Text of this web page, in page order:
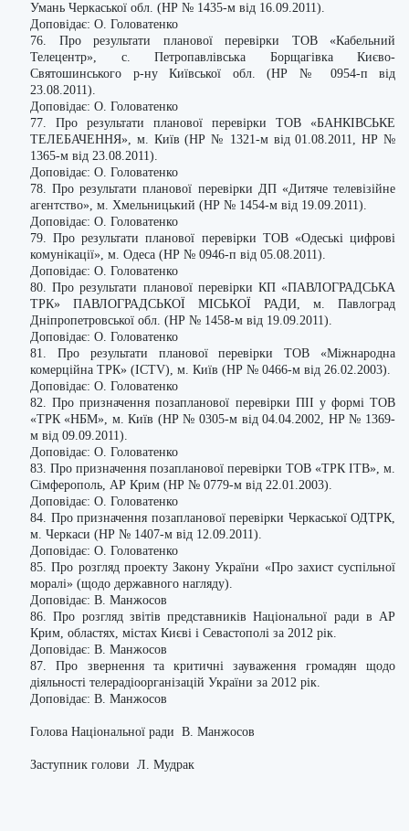
Умань Черкаської обл. (НР № 1435-м від 16.09.2011).
Доповідає: О. Головатенко
76. Про результати планової перевірки ТОВ «Кабельний
Телецентр», с. Петропавлівська Борщагівка Києво-
Святошинського р-ну Київської обл. (НР № 0954-п від
23.08.2011).
Доповідає: О. Головатенко
77. Про результати планової перевірки ТОВ «БАНКІВСЬКЕ
ТЕЛЕБАЧЕННЯ», м. Київ (НР № 1321-м від 01.08.2011, НР №
1365-м від 23.08.2011).
Доповідає: О. Головатенко
78. Про результати планової перевірки ДП «Дитяче телевізійне
агентство», м. Хмельницький (НР № 1454-м від 19.09.2011).
Доповідає: О. Головатенко
79. Про результати планової перевірки ТОВ «Одеські цифрові
комунікації», м. Одеса (НР № 0946-п від 05.08.2011).
Доповідає: О. Головатенко
80. Про результати планової перевірки КП «ПАВЛОГРАДСЬКА
ТРК» ПАВЛОГРАДСЬКОЇ МІСЬКОЇ РАДИ, м. Павлоград
Дніпропетровської обл. (НР № 1458-м від 19.09.2011).
Доповідає: О. Головатенко
81. Про результати планової перевірки ТОВ «Міжнародна
комерційна ТРК» (ICTV), м. Київ (НР № 0466-м від 26.02.2003).
Доповідає: О. Головатенко
82. Про призначення позапланової перевірки ПІІ у формі ТОВ
«ТРК «НБМ», м. Київ (НР № 0305-м від 04.04.2002, НР № 1369-
м від 09.09.2011).
Доповідає: О. Головатенко
83. Про призначення позапланової перевірки ТОВ «ТРК ІТВ», м.
Сімферополь, АР Крим (НР № 0779-м від 22.01.2003).
Доповідає: О. Головатенко
84. Про призначення позапланової перевірки Черкаської ОДТРК,
м. Черкаси (НР № 1407-м від 12.09.2011).
Доповідає: О. Головатенко
85. Про розгляд проекту Закону України «Про захист суспільної
моралі» (щодо державного нагляду).
Доповідає: В. Манжосов
86. Про розгляд звітів представників Національної ради в АР
Крим, областях, містах Києві і Севастополі за 2012 рік.
Доповідає: В. Манжосов
87. Про звернення та критичні зауваження громадян щодо
діяльності телерадіоорганізацій України за 2012 рік.
Доповідає: В. Манжосов
Голова Національної ради В. Манжосов
Заступник голови Л. Мудрак